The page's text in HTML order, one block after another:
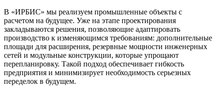
В «ИРБИС» мы реализуем промышленные объекты с
расчетом на будущее. Уже на этапе проектирования
закладываются решения, позволяющие адаптировать
производство к изменяющимся требованиям: дополнительные
площади для расширения, резервные мощности инженерных
сетей и модульные конструкции, которые упрощают
перепланировку. Такой подход обеспечивает гибкость
предприятия и минимизирует необходимость серьезных
переделок в будущем.